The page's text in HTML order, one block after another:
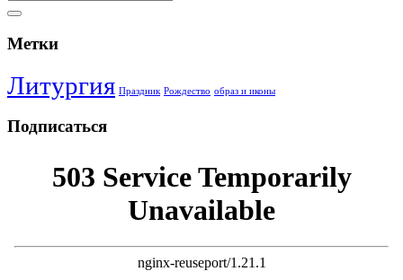
Метки
Литургия Праздник Рождество образ и иконы
Подписаться